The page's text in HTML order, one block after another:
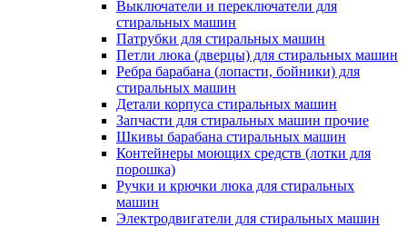
Выключатели и переключатели для
стиральных машин
Патрубки для стиральных машин
Петли люка (дверцы) для стиральных машин
Ребра барабана (лопасти, бойники) для
стиральных машин
Детали корпуса стиральных машин
Запчасти для стиральных машин прочие
Шкивы барабана стиральных машин
Контейнеры моющих средств (лотки для
порошка)
Ручки и крючки люка для стиральных
машин
Электродвигатели для стиральных машин